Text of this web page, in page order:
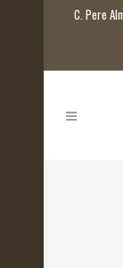
C. Pere